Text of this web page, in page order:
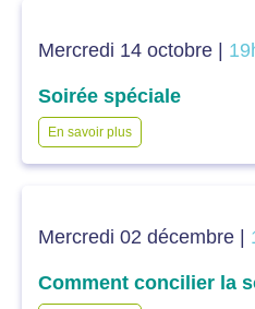
Mercredi 14 octobre |
Soirée spéciale
En savoir plus
Mercredi 02 décembre |